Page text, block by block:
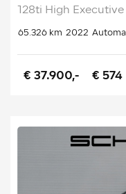
128ti High
65.326 km 2022
€ 37.900,- € 574